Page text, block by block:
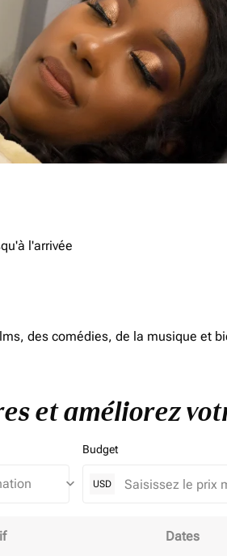
l'arrivée
des comédies, de la musique et
et améliorez
keyboard_arrow_down
Budget
USD
Dates